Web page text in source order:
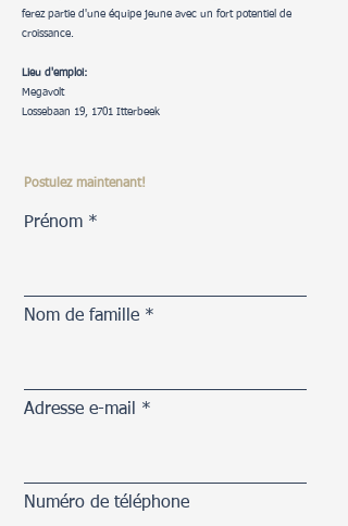
ferez partie d'une équipe jeune avec un fort potentiel de
croissance.
Lieu d'emploi:
Megavolt
Lossebaan 19, 1701 Itterbeek
Postulez maintenant!
Prénom
Nom de famille
Adresse e-mail
Numéro de téléphone